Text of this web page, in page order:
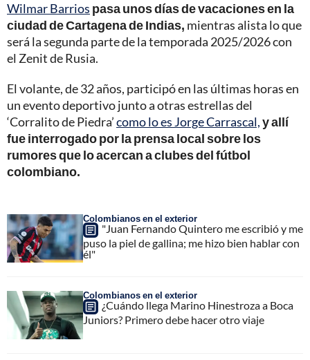
Wilmar Barrios pasa unos días de vacaciones en la
ciudad de Cartagena de Indias, mientras alista lo que
será la segunda parte de la temporada 2025/2026 con
el Zenit de Rusia.
El volante, de 32 años, participó en las últimas horas en
un evento deportivo junto a otras estrellas del
‘Corralito de Piedra’como lo es Jorge Carrascal,y allí
fue interrogado por la prensa local sobre los
rumores que lo acercan a clubes del fútbol
colombiano.
Colombianos en el exterior
"Juan Fernando Quintero me escribió y me
puso la piel de gallina; me hizo bien hablar con
él"
Colombianos en el exterior
¿Cuándo llega Marino Hinestroza a Boca
Juniors? Primero debe hacer otro viaje